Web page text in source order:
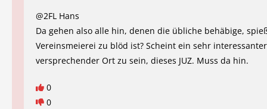
@2FL Hans
Da gehen also alle hin, denen die übliche behäbige,
Vereinsmeierei zu blöd ist? Scheint ein sehr
versprechender Ort zu sein, dieses JUZ. Muss da hin.
0
0